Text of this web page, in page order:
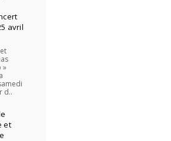
avril
»
d..
et